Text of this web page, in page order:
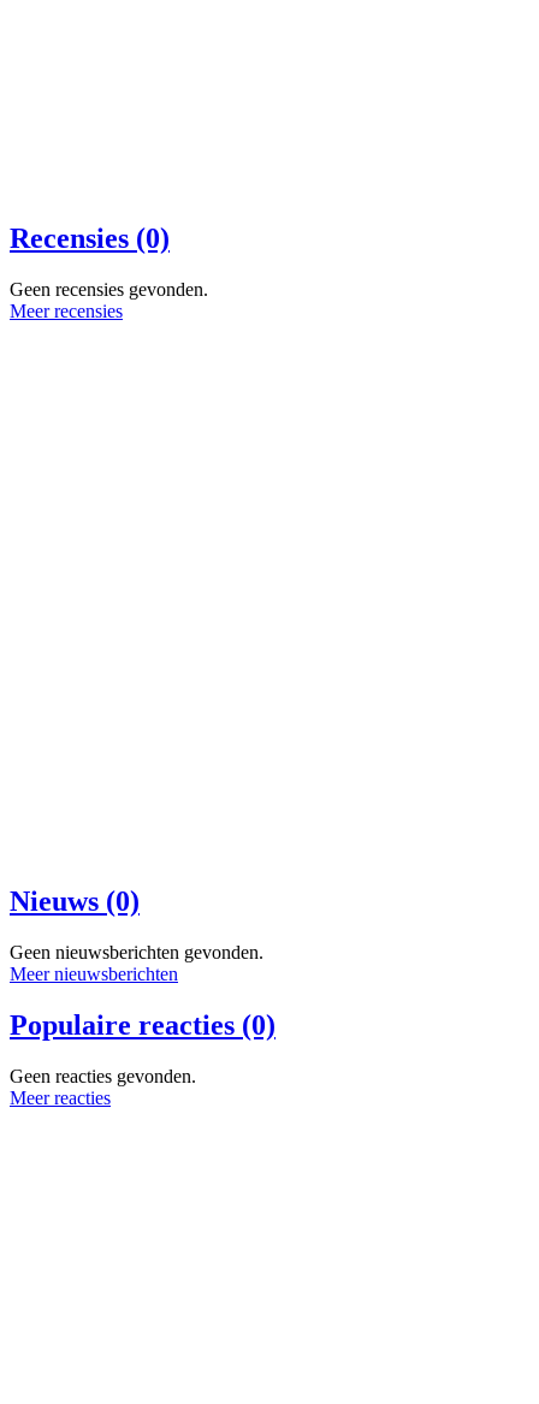
Recensies (0)
Geen recensies gevonden.
Meer recensies
Nieuws (0)
Geen nieuwsberichten gevonden.
Meer nieuwsberichten
Populaire reacties (0)
Geen reacties gevonden.
Meer reacties